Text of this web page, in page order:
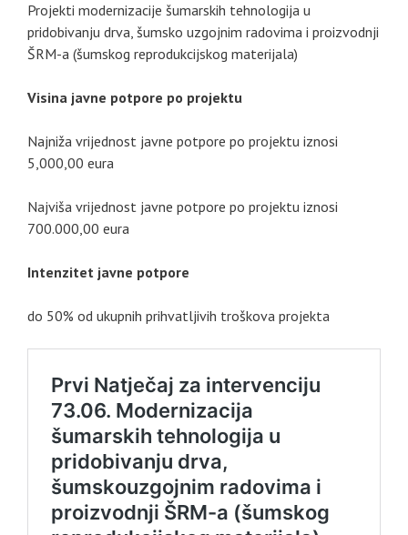
Projekti modernizacije šumarskih tehnologija u
pridobivanju drva, šumsko uzgojnim radovima i proizvodnji
ŠRM-a (šumskog reprodukcijskog materijala)
Visina javne potpore po projektu
Najniža vrijednost javne potpore po projektu iznosi
5,000,00 eura
Najviša vrijednost javne potpore po projektu iznosi
700.000,00 eura
Intenzitet javne potpore
do 50% od ukupnih prihvatljivih troškova projekta